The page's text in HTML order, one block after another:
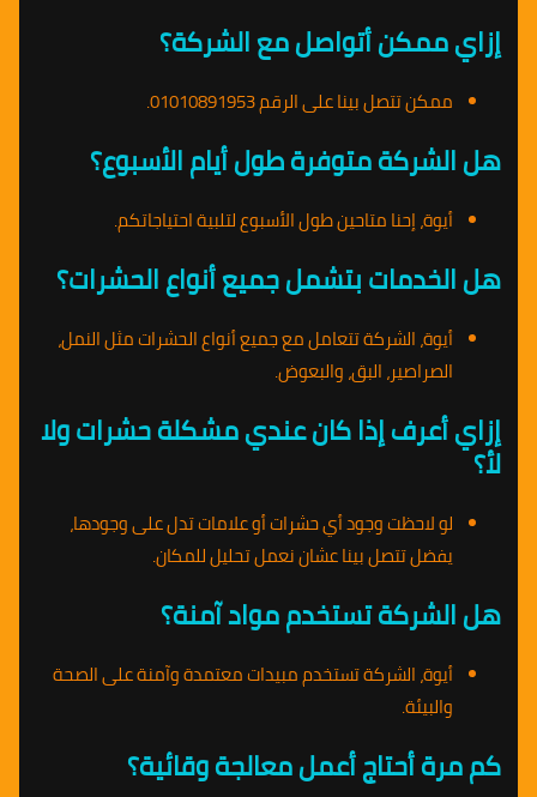
إزاي ممكن أتواصل مع الشركة؟
ممكن تتصل بينا على الرقم 01010891953.
هل الشركة متوفرة طول أيام الأسبوع؟
أيوة، إحنا متاحين طول الأسبوع لتلبية احتياجاتكم.
هل الخدمات بتشمل جميع أنواع الحشرات؟
أيوة، الشركة تتعامل مع جميع أنواع الحشرات مثل النمل،
الصراصير، البق، والبعوض.
إزاي أعرف إذا كان عندي مشكلة حشرات ولا
لأ؟
لو لاحظت وجود أي حشرات أو علامات تدل على وجودها،
يفضل تتصل بينا عشان نعمل تحليل للمكان.
هل الشركة تستخدم مواد آمنة؟
أيوة، الشركة تستخدم مبيدات معتمدة وآمنة على الصحة
والبيئة.
كم مرة أحتاج أعمل معالجة وقائية؟